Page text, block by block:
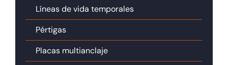
Líneas de vida temporales
Pértigas
Placas multianclaje